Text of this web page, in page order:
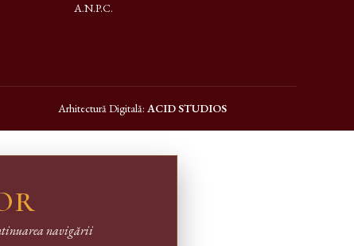
A.N.P.C.
Arhitectură Digitală: ACID STUDIOS
navigării